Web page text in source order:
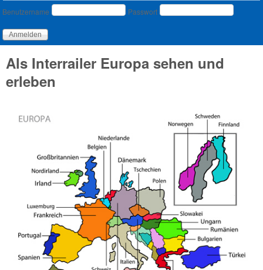
Benutzeranmeldung
Benutzername Passwort
Als Interrailer Europa sehen und
erleben